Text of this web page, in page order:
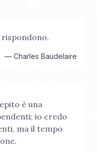
— Charles Baudelaire
è una
io credo
ma il tempo